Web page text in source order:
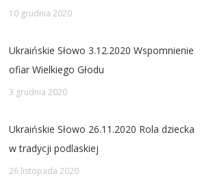
10 grudnia 2020
Ukraińskie Słowo 3.12.2020 Wspomnienie
ofiar Wielkiego Głodu
3 grudnia 2020
Ukraińskie Słowo 26.11.2020 Rola dziecka
w tradycji podlaskiej
26 listopada 2020